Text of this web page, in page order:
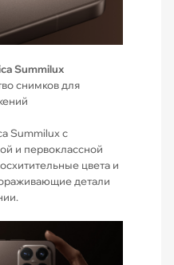
Summilux
снимков для
Summilux с
и первоклассной
цвета и
детали